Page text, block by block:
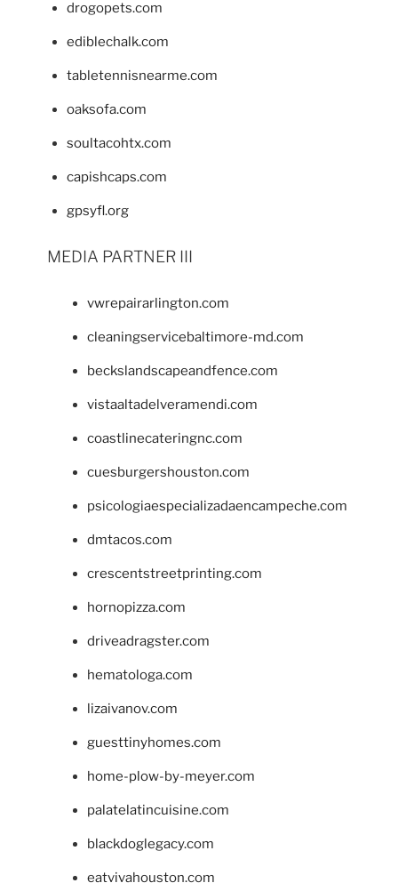
drogopets.com
ediblechalk.com
tabletennisnearme.com
oaksofa.com
soultacohtx.com
capishcaps.com
gpsyfl.org
MEDIA PARTNER III
vwrepairarlington.com
cleaningservicebaltimore-md.com
beckslandscapeandfence.com
vistaaltadelveramendi.com
coastlinecateringnc.com
cuesburgershouston.com
psicologiaespecializadaencampeche.com
dmtacos.com
crescentstreetprinting.com
hornopizza.com
driveadragster.com
hematologa.com
lizaivanov.com
guesttinyhomes.com
home-plow-by-meyer.com
palatelatincuisine.com
blackdoglegacy.com
eatvivahouston.com